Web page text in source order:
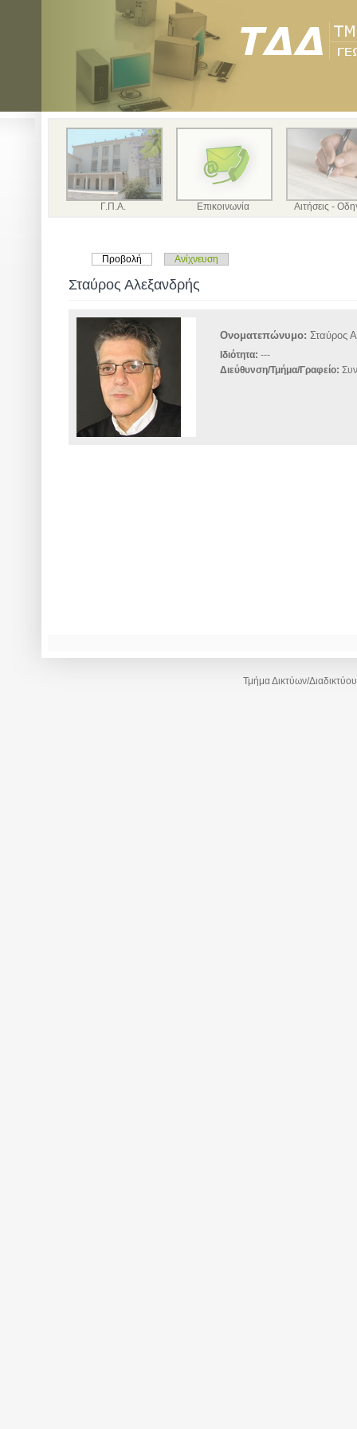
Γ.Π.Α. Επικοινωνία Αιτήσεις -
Προβολή Ανίχνευση
Σταύρος Αλεξανδρής
Ονοματεπώνυμο: Σταύρος
Ιδιότητα: ---
Διεύθυνση/Τμήμα/Γραφείο:
Τμήμα Δικτύων/